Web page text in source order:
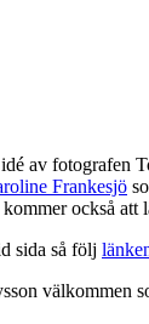
av fotografen
Frankesjö
också att
sida så följ
välkommen